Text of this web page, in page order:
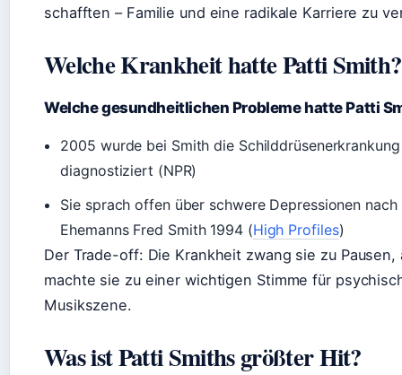
schafften – Familie und eine radikale Karriere zu
Welche Krankheit hatte Patti Smith?
Welche gesundheitlichen Probleme hatte Patti
2005 wurde bei Smith die
diagnostiziert (NPR)
Sie sprach offen über schwere Depressionen
Ehemanns Fred Smith 1994 (High Profiles)
Der Trade-off: Die Krankheit zwang sie zu
machte sie zu einer wichtigen Stimme für
Musikszene.
Was ist Patti Smiths größter Hit?